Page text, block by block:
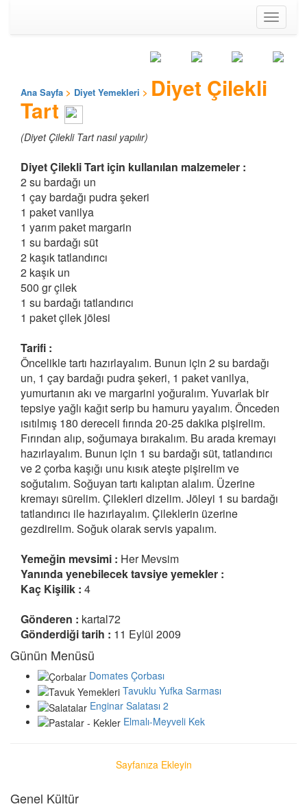
Toggle
Ana Sayfa > Diyet Yemekleri > Diyet Çilekli
Tart
(Diyet Çilekli Tart nasıl yapılır)
Diyet Çilekli Tart için kullanılan malzemeler :
2 su bardağı un
1 çay bardağı pudra şekeri
1 paket vanilya
1 yarım paket margarin
1 su bardağı süt
2 kaşık tatlandırıcı
2 kaşık un
500 gr çilek
1 su bardağı tatlandırıcı
1 paket çilek jölesi
Tarifi :
Öncelikle tartı hazırlayalım. Bunun için 2 su bardağı
un, 1 çay bardağı pudra şekeri, 1 paket vanilya,
yumurtanın akı ve margarini yoğuralım. Yuvarlak bir
tepsiye yağlı kağıt serip bu hamuru yayalım. Önceden
ısıtılmış 180 dereceli fırında 20-25 dakika pişirelim.
Fırından alıp, soğumaya bırakalım. Bu arada kremayı
hazırlayalım. Bunun için 1 su bardağı süt, tatlandırıcı
ve 2 çorba kaşığı unu kısık ateşte pişirelim ve
soğutalım. Soğuyan tartı kalıptan alalım. Üzerine
kremayı sürelim. Çilekleri dizelim. Jöleyi 1 su bardağı
tatlandırıcı ile hazırlayalım. Çileklerin üzerine
gezdirelim. Soğuk olarak servis yapalım.
Yemeğin mevsimi : Her Mevsim
Yanında yenebilecek tavsiye yemekler :
Kaç Kişilik : 4
Gönderen : kartal72
Gönderdiği tarih : 11 Eylül 2009
Günün Menüsü
Domates Çorbası
Tavuklu Yufka Sarması
Enginar Salatası 2
Elmalı-Meyveli Kek
Sayfanıza Ekleyin
Genel Kültür